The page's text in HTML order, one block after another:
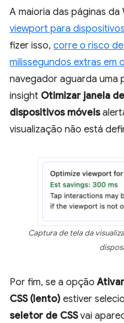
A maioria das páginas
viewport para
fizer isso, corre o risco
milissegundos extras em
navegador aguarda uma
insight Otimizar janela
dispositivos móveis
visualização não está
Captura de tela da
Por fim, se a opção
CSS (lento) estiver
seletor de CSSvai